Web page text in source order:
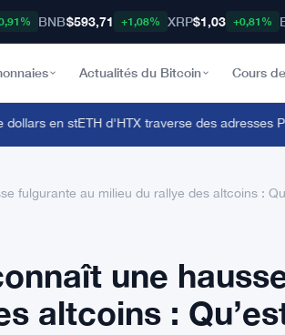
BNB$593,71 +1,08% XRP$1,03 +0,81%
Actualités du Bitcoin Cours
en stETH d'HTX traverse des adresses
fulgurante au milieu du rallye des altcoins :
une
altcoins :